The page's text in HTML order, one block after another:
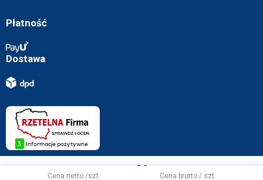
Cena netto /szt. Cena brutto / szt.
Płatność
Dostawa
Projekt i wykonanie z przez WebVIST